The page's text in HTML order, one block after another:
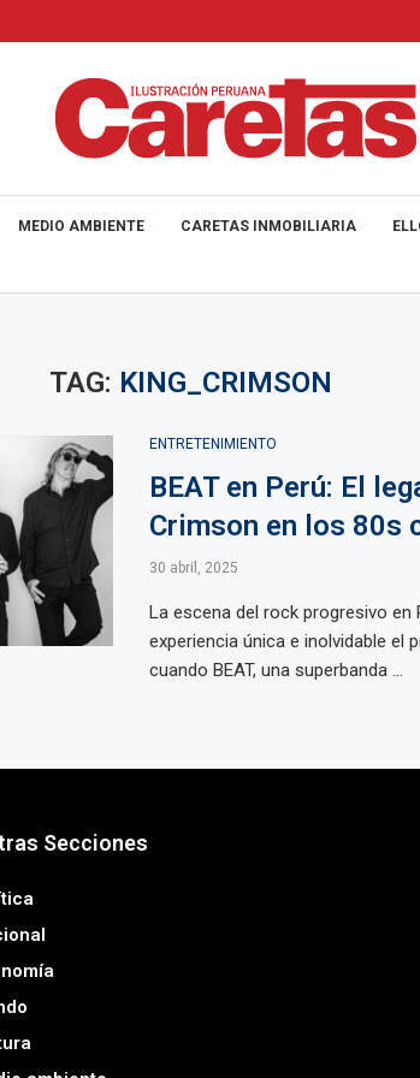
MEDIO AMBIENTE CARETAS INMOBILIARIA
TAG: KING_CRIMSON
ENTRETENIMIENTO
BEAT en Perú: El
Crimson en los 80s
30 abril, 2025
La escena del rock progresivo en
experiencia única e inolvidable el
cuando BEAT, una superbanda ...
Secciones